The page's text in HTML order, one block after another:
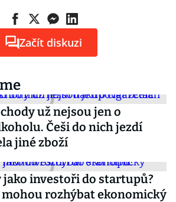
Začít diskuzi
už nejsou jen o
Češi do nich jezdí
jiné zboží
investoři do startupů?
mohou rozhýbat ekonomický